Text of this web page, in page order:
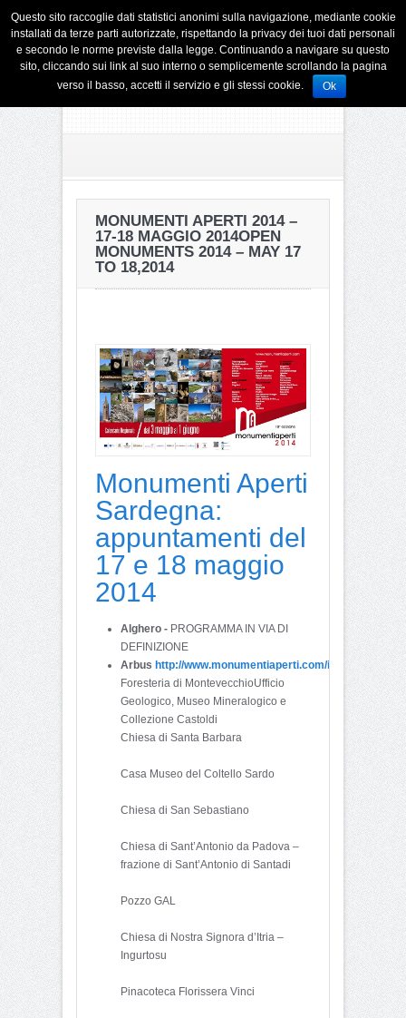
MONUMENTI APERTI 2014 –
17-18 MAGGIO 2014OPEN
MONUMENTS 2014 – MAY 17
TO 18,2014
Monumenti Aperti
Sardegna:
appuntamenti del
17 e 18 maggio
2014
Alghero - PROGRAMMA IN VIA DI
DEFINIZIONE
Arbushttp://www.monumentiaperti.com/it/comune/
Foresteria di MontevecchioUfficio
Geologico, Museo Mineralogico e
Collezione Castoldi
Chiesa di Santa Barbara
Casa Museo del Coltello Sardo
Chiesa di San Sebastiano
Chiesa di Sant’Antonio da Padova –
frazione di Sant’Antonio di Santadi
Pozzo GAL
Chiesa di Nostra Signora d’Itria –
Ingurtosu
Pinacoteca Florissera Vinci
Questo sito raccoglie dati statistici anonimi sulla navigazione, mediante cookie
installati da terze parti autorizzate, rispettando la privacy dei tuoi dati personali
e secondo le norme previste dalla legge. Continuando a navigare su questo
sito, cliccando sui link al suo interno o semplicemente scrollando la pagina
verso il basso, accetti il servizio e gli stessi cookie.
Ok